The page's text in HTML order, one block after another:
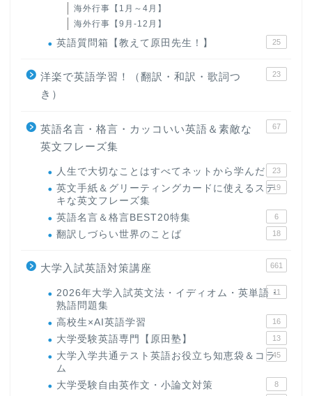
海外行事【1月～4月】
海外行事【9月-12月】
英語質問箱【教えて原田先生！】 25
洋楽で英語学習！（翻訳・和訳・歌詞つ
き）
23
英語名言・格言・カッコいい英語＆素敵な
英文フレーズ集
67
人生で大切なことはすべてネットから学んだ 23
英文手紙＆グリーティングカードに使えるステ
キな英文フレーズ集
19
英語名言＆格言BEST20特集 6
翻訳しづらい世界のことば 18
大学入試英語対策講座 661
2026年大学入試英文法・イディオム・英単語・
熟語問題集
11
高校生×AI英語学習 16
大学受験英語専門【原田塾】 13
大学入学共通テスト英語お役立ち知恵袋＆コラ
ム
45
大学受験自由英作文・小論文対策 8